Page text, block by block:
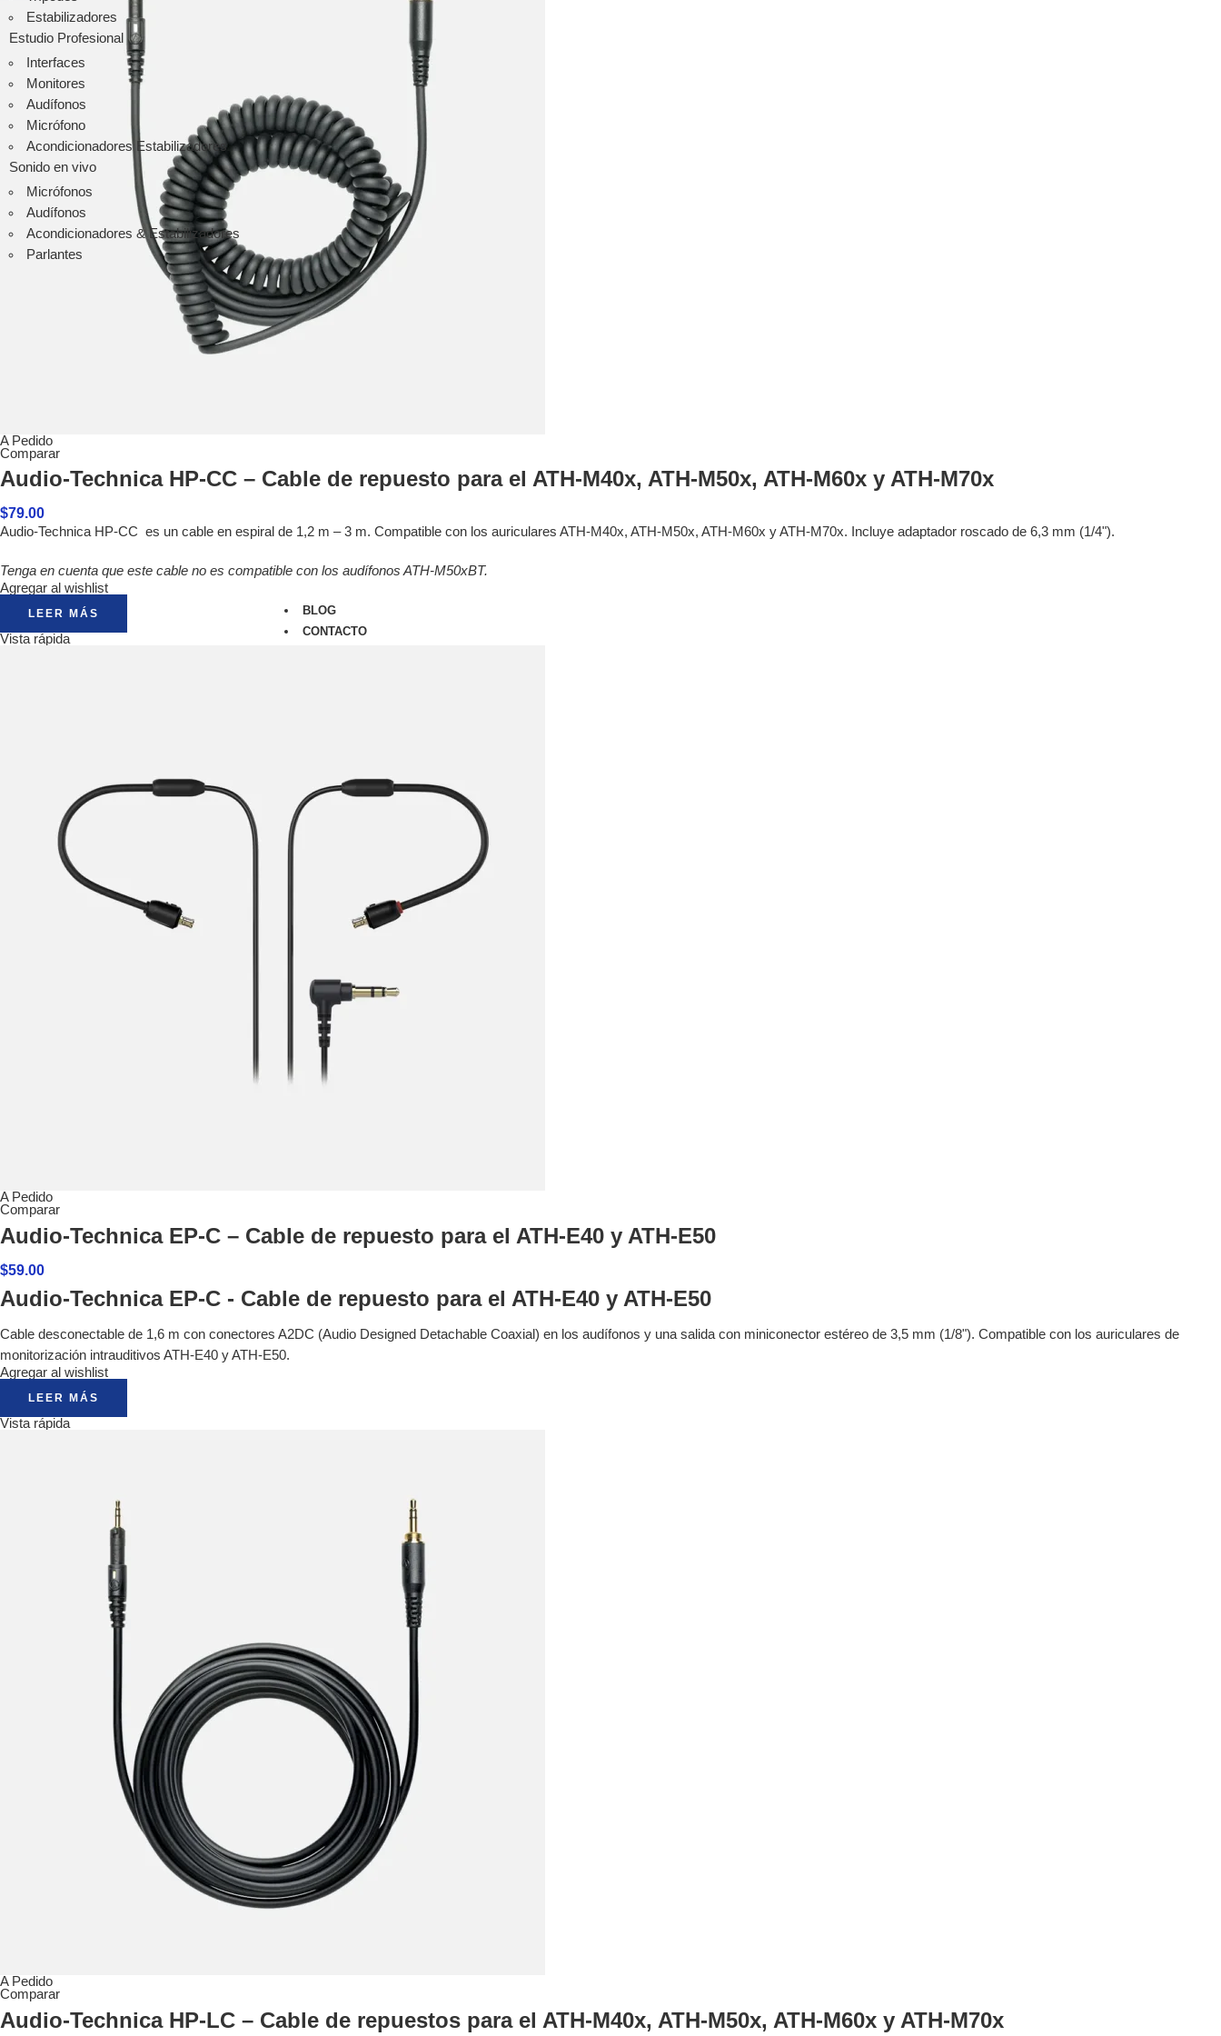
Estabilizadores
Estudio Profesional
Interfaces
Monitores
Audífonos
Micrófono
Acondicionadores Estabilizadores
Sonido en vivo
Micrófonos
Audífonos
Acondicionadores & Estabilizadores
Parlantes
Micrófonos
Micrófonos Inalámbricos
Packs
Instalación
Streaming
audinate
Ver todo
Focusrite
Scarlett
Vocaster
Amplificadores
Classic Series
Power Sequencing
BLOG
CONTACTO
A Pedido
Comparar
Audio-Technica HP-CC – Cable de repuesto para el ATH-M40x, ATH-M50x, ATH-M60x y ATH-M70x
$79.00
Audio-Technica HP-CC es un cable en espiral de 1,2 m – 3 m. Compatible con los auriculares ATH-M40x, ATH-M50x, ATH-M60x y ATH-M70x. Incluye adaptador roscado de 6,3 mm (1/4").
Tenga en cuenta que este cable no es compatible con los audífonos ATH-M50xBT.
Agregar al wishlist
LEER MÁS
Vista rápida
A Pedido
Comparar
Audio-Technica EP-C – Cable de repuesto para el ATH-E40 y ATH-E50
$59.00
Audio-Technica EP-C - Cable de repuesto para el ATH-E40 y ATH-E50
Cable desconectable de 1,6 m con conectores A2DC (Audio Designed Detachable Coaxial) en los audífonos y una salida con miniconector estéreo de 3,5 mm (1/8"). Compatible con los auriculares de
monitorización intrauditivos ATH-E40 y ATH-E50.
Agregar al wishlist
LEER MÁS
Vista rápida
A Pedido
Comparar
Audio-Technica HP-LC – Cable de repuestos para el ATH-M40x, ATH-M50x, ATH-M60x y ATH-M70x